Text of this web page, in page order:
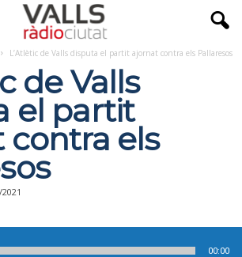
L’Atlètic de Valls disputa el partit ajornat contra els Pallaresos
de Valls
el partit
contra els
00:00